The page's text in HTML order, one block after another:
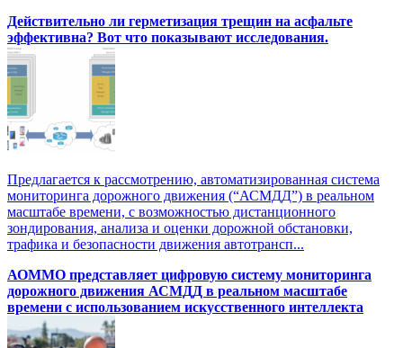
Действительно ли герметизация трещин на асфальте
эффективна? Вот что показывают исследования.
Предлагается к рассмотрению, автоматизированная система
мониторинга дорожного движения (“АСМДД”) в реальном
масштабе времени, с возможностью дистанционного
зондирования, анализа и оценки дорожной обстановки,
трафика и безопасности движения автотрансп...
АОММО представляет цифровую cистему мониторинга
дорожного движения АСМДД в реальном масштабе
времени с использованием искусственного интеллекта